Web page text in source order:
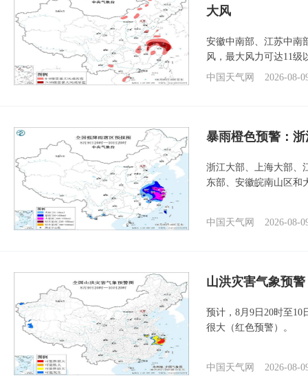
大风
安徽中南部、江苏中南
风，最大风力可达11级
中国天气网
2026-08-
暴雨橙色预警：
浙江大部、上海大部、
东部、安徽皖南山区和
中国天气网 2026-08-
山洪灾害气象预
预计，8月9日20时至
很大（红色预警）。
中国天气网 2026-08-